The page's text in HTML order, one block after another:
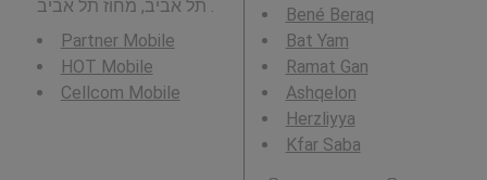
Partner Mobile
HOT Mobile
Cellcom Mobile
Bené Beraq
Bat Yam
Ramat Gan
Ashqelon
Herzliyya
Kfar Saba